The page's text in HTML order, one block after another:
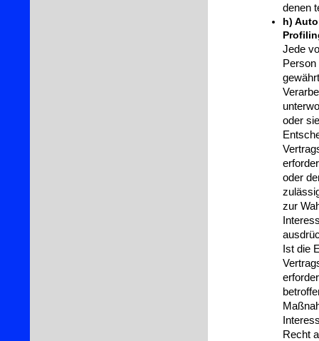
denen
h)
Jede
Person
oder
oder
zur
Ist die
Recht